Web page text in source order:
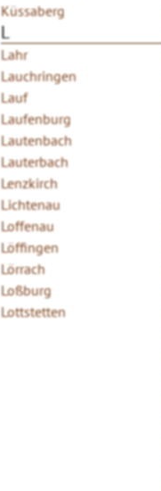
Küssaberg
L
Lahr
Lauchringen
Lauf
Laufenburg
Lautenbach
Lauterbach
Lenzkirch
Lichtenau
Loffenau
Löffingen
Lörrach
Loßburg
Lottstetten